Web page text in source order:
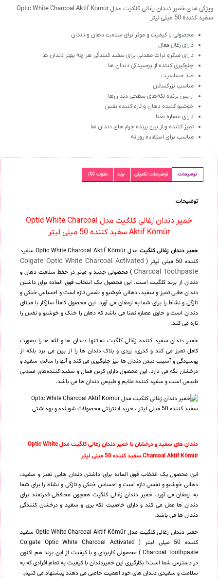
ویژگی های خمیر دندان زغالی کلگیت مدل Optic White Charcoal Aktif Kömür
سفید کننده 50 میلی لیتر
محصولی با کیفیت و موثر برای سلامت دهان و دندان
دارای زغال فعال
دارای میکرو ذرات معدنی برای سفید کنندگی هر چه بهتر دندان ها
جلوگیری کننده از پوسیدگی دندان ها
ضد حساسیت
مناسب بزرگسالان
از بین برنده لکه‌های سطحی دندان‌ها
خوشبو کننده دهان و تازه کننده نفس
دارای عصاره نعنا
تمیز کننده و از بین برنده جرم های دندان ها
مناسب برای استفاده روزانه
توضیحات توضیحات تکمیلی برند نظرات (0)
توضیحات
خمیر دندان زغالی کلگیت مدل Optic White Charcoal
Aktif Kömür سفید کننده 50 میلی لیتر
خمیر دندان زغالی کلگیت
مدل Optic White Charcoal Aktif Kömür سفید
کننده 50 میلی لیتر (
Colgate Optic White Charcoal Activated
Charcoal Toothpaste ) محصولی جدید و موثر در حفظ سلامت دهان و
دندان از برند کلگیت است. این محصول یک انتخاب فوق العاده برای داشتن
دندان هایی تمیز و سفید، دهانی خوشبو و نفسی تازه است و احساس خنکی و
تازگی و نشاط را برای شما به ارمغان می آورد. این محصول کاملاً سازگار با مینای
دندان است و حاوی عصاره نعنا می باشد که دهان را خنک و خوشبو و نفس را
تازه می کند.
خمیر دندان سفید کننده زغالی کلگیت نه تنها دندان ها و لثه ها را بصورت
کامل تمیز می کند و کدری، زردی و پلاک دندان ها را از بین می برد بلکه از
پوسیدگی و آسیب دیدن دندان ها نیز جلوگیری می کند و آنها را سالم، سفید و
درخشان نگه می دارد. این محصول دارای کربن فعال و سفید کننده‌های معدنی
طبیعی است و سفید کننده ملایم و طبیعی دندان ها می باشد.
دندان های سفید و درخشان با خمیر دندان زغالی کلگیت مدل Optic White
Charcoal Aktif Kömür سفید کننده 50 میلی لیتر
این محصول یک انتخاب فوق العاده برای داشتن دندان هایی تمیز و سفید،
دهانی خوشبو و نفسی تازه است و احساس خنکی و تازگی و نشاط را برای شما
به ارمغان می آورد. خمیر دندان زغالی کلگیت همچون محافظی قدرتمند برای
دندان ها عمل می کند و دارای خاصیت لکه بری و سفید و درخشان کنندگی
دندان ها می باشد.
خمیر دندان زغالی کلگیت مدل Optic White Charcoal Aktif Kömür سفید
کننده 50 میلی لیتر ( Colgate Optic White Charcoal Activated
Charcoal Toothpaste ) محصولی کاربردی و با کیفیت از این برند هم اکنون
در دسترس شما است! بکارگیری این خمیردندان با کیفیت به تمام افرادی که به
سلامت و سفیدی دندان های خود اهمیت خاصی می دهند پیشنهاد می کنیم.